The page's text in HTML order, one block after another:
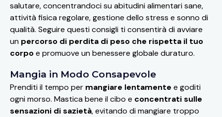
salutare, concentrandoci su abitudini alimentari sane,
attività fisica regolare, gestione dello stress e sonno di
qualità. Seguire questi consigli ti consentirà di avviare
un percorso di perdita di peso che rispetta il tuo
corpoe promuove un benessere globale duraturo.
Mangia in Modo Consapevole
Prenditi il tempo per mangiare lentamente e goditi
ogni morso. Mastica bene il cibo e concentrati sulle
sensazioni di sazietà, evitando di mangiare troppo